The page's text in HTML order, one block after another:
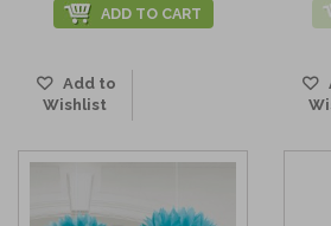
ADD TO CART
Add to
Wishlist